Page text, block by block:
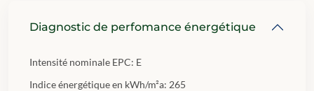
Diagnostic de perfomance énergétique
Intensité nominale EPC: E
Indice énergétique en kWh/m²a: 265